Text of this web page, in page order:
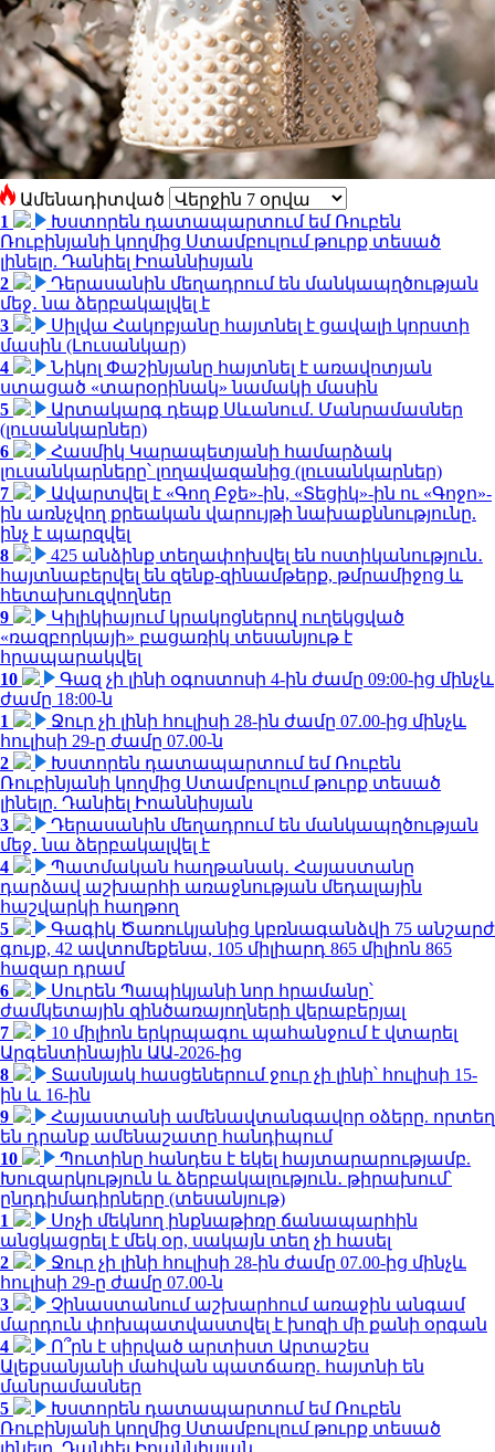
Ամենադիտված
1
Խստորեն դատապարտում եմ Ռուբեն
Ռուբինյանի կողմից Ստամբուլում թուրք տեսած
լինելը. Դանիել Իոաննիսյան
2
Դերասանին մեղադրում են մանկապղծության
մեջ․ նա ձերբակալվել է
3
Սիլվա Հակոբյանը հայտնել է ցավալի կորստի
մասին (Լուսանկար)
4
Նիկոլ Փաշինյանը հայտնել է առավոտյան
ստացած «տարօրինակ» նամակի մասին
5
Արտակարգ դեպք Սևանում. Մանրամասներ
(լուսանկարներ)
6
Հասմիկ Կարապետյանի համարձակ
լուսանկարները՝ լողավազանից (լուսանկարներ)
7
Ավարտվել է «Գող Բջե»-ին, «Տեցիկ»-ին ու «Գոջո»-
ին առնչվող քրեական վարույթի նախաքննությունը.
ինչ է պարզվել
8
425 անձինք տեղափոխվել են ոստիկանություն․
հայտնաբերվել են զենք-զինամթերք, թմրամիջոց և
հետախուզվողներ
9
Կիլիկիայում կրակոցներով ուղեկցված
«ռազբորկայի» բացառիկ տեսանյութ է
հրապարակվել
10
Գազ չի լինի օգոստոսի 4-ին ժամը 09:00-ից մինչև
ժամը 18:00-ն
1
Ջուր չի լինի հուլիսի 28-ին ժամը 07.00-ից մինչև
հուլիսի 29-ը ժամը 07.00-ն
2
Խստորեն դատապարտում եմ Ռուբեն
Ռուբինյանի կողմից Ստամբուլում թուրք տեսած
լինելը. Դանիել Իոաննիսյան
3
Դերասանին մեղադրում են մանկապղծության
մեջ․ նա ձերբակալվել է
4
Պատմական հաղթանակ․ Հայաստանը
դարձավ աշխարհի առաջնության մեդալային
հաշվարկի հաղթող
5
Գագիկ Ծառուկյանից կբռնագանձվի 75 անշարժ
գույք, 42 ավտոմեքենա, 105 միլիարդ 865 միլիոն 865
հազար դրամ
6
Սուրեն Պապիկյանի նոր հրամանը՝
ժամկետային զինծառայողների վերաբերյալ
7
10 միլիոն երկրպագու պահանջում է վտարել
Արգենտինային ԱԱ-2026-ից
8
Տասնյակ հասցեներում ջուր չի լինի՝ հուլիսի 15-
ին և 16-ին
9
Հայաստանի ամենավտանգավոր օձերը. որտեղ
են դրանք ամենաշատը հանդիպում
10
Պուտինը հանդես է եկել հայտարարությամբ.
Խուզարկություն և ձերբակալություն․ թիրախում՝
ընդդիմադիրները (տեսանյութ)
1
Սոչի մեկնող ինքնաթիռը ճանապարհին
անցկացրել է մեկ օր, սակայն տեղ չի հասել
2
Ջուր չի լինի հուլիսի 28-ին ժամը 07.00-ից մինչև
հուլիսի 29-ը ժամը 07.00-ն
3
Չինաստանում աշխարհում առաջին անգամ
մարդուն փոխպատվաստվել է խոզի մի քանի օրգան
4
Ո՞րն է սիրված արտիստ Արտաշես
Ալեքսանյանի մահվան պատճառը. հայտնի են
մանրամասներ
5
Խստորեն դատապարտում եմ Ռուբեն
Ռուբինյանի կողմից Ստամբուլում թուրք տեսած
լինելը. Դանիել Իոաննիսյան